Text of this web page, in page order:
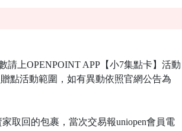
上OPENPOINT APP【小7集點卡】活動
點活動範圍，如有異動依照官網公告為
取回的包裹，當次交易報uniopen會員電